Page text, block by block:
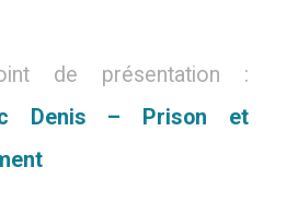
de présentation :
Denis – Prison et